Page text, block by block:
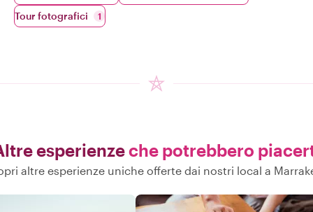
Tour fotografici 1
esperienzeche potrebbero
altre esperienze uniche offerte dai nostri local a